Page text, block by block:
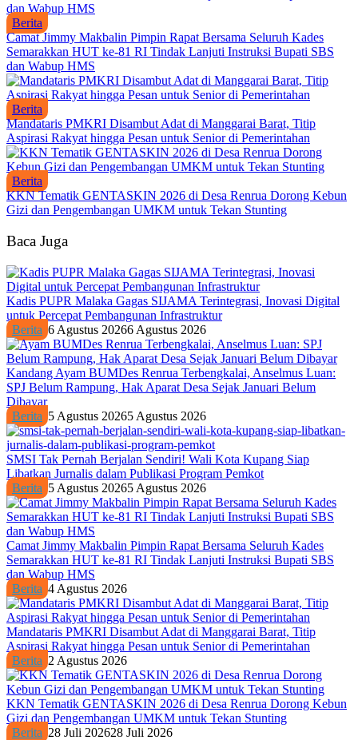
Berita
Camat Jimmy Makbalin Pimpin Rapat Bersama Seluruh Kades
Semarakkan HUT ke-81 RI Tindak Lanjuti Instruksi Bupati SBS
dan Wabup HMS
Berita
Mandataris PMKRI Disambut Adat di Manggarai Barat, Titip
Aspirasi Rakyat hingga Pesan untuk Senior di Pemerintahan
Berita
KKN Tematik GENTASKIN 2026 di Desa Renrua Dorong Kebun
Gizi dan Pengembangan UMKM untuk Tekan Stunting
Baca Juga
Kadis PUPR Malaka Gagas SIJAMA Terintegrasi, Inovasi Digital
untuk Percepat Pembangunan Infrastruktur
Berita 6 Agustus 20266 Agustus 2026
Kandang Ayam BUMDes Renrua Terbengkalai, Anselmus Luan:
SPJ Belum Rampung, Hak Aparat Desa Sejak Januari Belum
Dibayar
Berita 5 Agustus 20265 Agustus 2026
SMSI Tak Pernah Berjalan Sendiri! Wali Kota Kupang Siap
Libatkan Jurnalis dalam Publikasi Program Pemkot
Berita 5 Agustus 20265 Agustus 2026
Camat Jimmy Makbalin Pimpin Rapat Bersama Seluruh Kades
Semarakkan HUT ke-81 RI Tindak Lanjuti Instruksi Bupati SBS
dan Wabup HMS
Berita 4 Agustus 2026
Mandataris PMKRI Disambut Adat di Manggarai Barat, Titip
Aspirasi Rakyat hingga Pesan untuk Senior di Pemerintahan
Berita 2 Agustus 2026
KKN Tematik GENTASKIN 2026 di Desa Renrua Dorong Kebun
Gizi dan Pengembangan UMKM untuk Tekan Stunting
Berita 28 Juli 202628 Juli 2026